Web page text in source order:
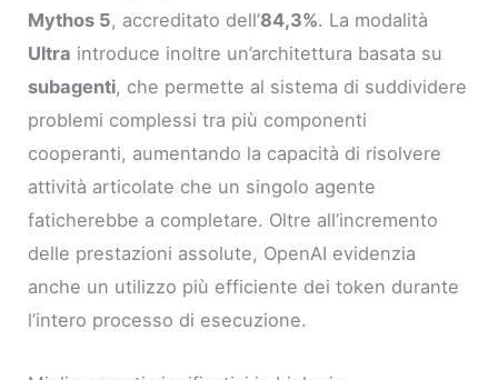
Mythos 5, accreditato dell’84,3%. La modalità
Ultra introduce inoltre un’architettura basata su
subagenti, che permette al sistema di suddividere
problemi complessi tra più componenti
cooperanti, aumentando la capacità di risolvere
attività articolate che un singolo agente
faticherebbe a completare. Oltre all’incremento
delle prestazioni assolute, OpenAI evidenzia
anche un utilizzo più efficiente dei token durante
l’intero processo di esecuzione.